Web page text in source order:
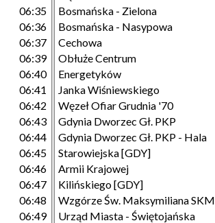
06:35
06:36
06:37
06:39
06:40
06:41
06:42
06:43
06:44
06:45
06:46
06:47
06:48
06:49
Bosmańska - Zielona
Bosmańska - Nasypowa
Cechowa
Obłuże Centrum
Energetyków
Janka Wiśniewskiego
Węzeł Ofiar Grudnia '70
Gdynia Dworzec Gł. PKP
Gdynia Dworzec Gł. PKP - Hala
Starowiejska [GDY]
Armii Krajowej
Kilińskiego [GDY]
Wzgórze Św. Maksymiliana SKM
Urząd Miasta - Świętojańska